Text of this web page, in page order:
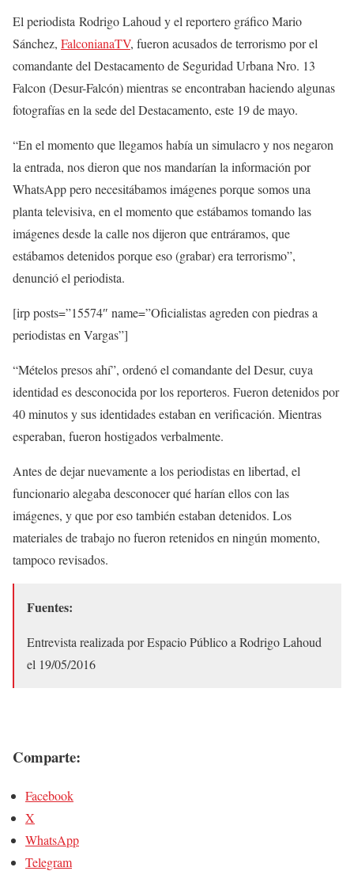
El periodista Rodrigo Lahoud y el reportero gráfico Mario
Sánchez, FalconianaTV, fueron acusados de terrorismo por el
comandante del Destacamento de Seguridad Urbana Nro. 13
Falcon (Desur-Falcón) mientras se encontraban haciendo algunas
fotografías en la sede del Destacamento, este 19 de mayo.
“En el momento que llegamos había un simulacro y nos negaron
la entrada, nos dieron que nos mandarían la información por
WhatsApp pero necesitábamos imágenes porque somos una
planta televisiva, en el momento que estábamos tomando las
imágenes desde la calle nos dijeron que entráramos, que
estábamos detenidos porque eso (grabar) era terrorismo”,
denunció el periodista.
[irp posts=”15574″ name=”Oficialistas agreden con piedras a
periodistas en Vargas”]
“Mételos presos ahí”, ordenó el comandante del Desur, cuya
identidad es desconocida por los reporteros. Fueron detenidos por
40 minutos y sus identidades estaban en verificación. Mientras
esperaban, fueron hostigados verbalmente.
Antes de dejar nuevamente a los periodistas en libertad, el
funcionario alegaba desconocer qué harían ellos con las
imágenes, y que por eso también estaban detenidos. Los
materiales de trabajo no fueron retenidos en ningún momento,
tampoco revisados.
Fuentes:
Entrevista realizada por Espacio Público a Rodrigo Lahoud
el 19/05/2016
Comparte:
Facebook
X
WhatsApp
Telegram